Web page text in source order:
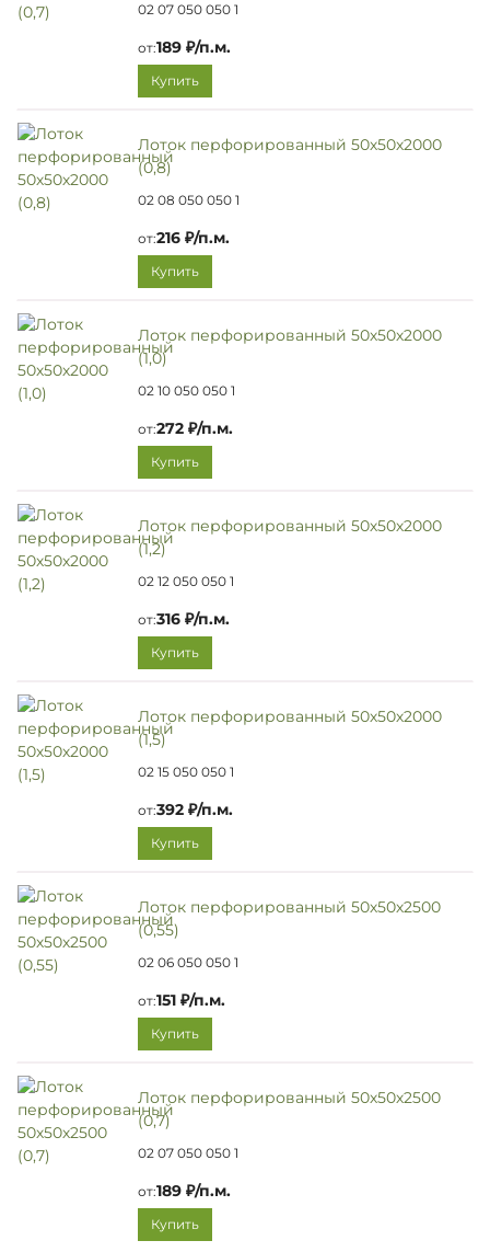
02 07 050 050 1
от:189 ₽/п.м.
Купить
Лоток перфорированный 50х50х2000
(0,8)
02 08 050 050 1
от:216 ₽/п.м.
Купить
Лоток перфорированный 50х50х2000
(1,0)
02 10 050 050 1
от:272 ₽/п.м.
Купить
Лоток перфорированный 50х50х2000
(1,2)
02 12 050 050 1
от:316 ₽/п.м.
Купить
Лоток перфорированный 50х50х2000
(1,5)
02 15 050 050 1
от:392 ₽/п.м.
Купить
Лоток перфорированный 50х50х2500
(0,55)
02 06 050 050 1
от:151 ₽/п.м.
Купить
Лоток перфорированный 50х50х2500
(0,7)
02 07 050 050 1
от:189 ₽/п.м.
Купить